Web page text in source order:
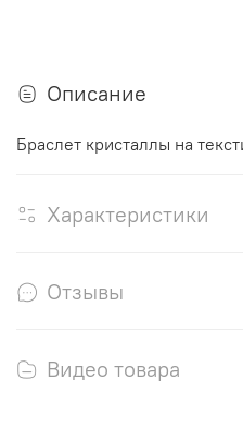
Описание
Браслет кристаллы на
Характеристики
Отзывы
Видео товара